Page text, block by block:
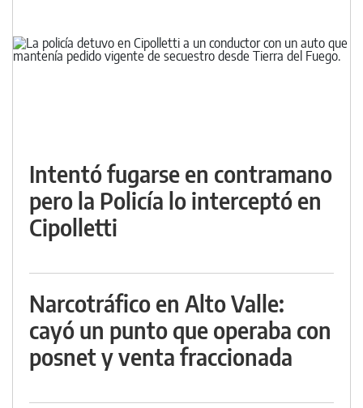
Intentó fugarse en contramano
pero la Policía lo interceptó en
Cipolletti
Narcotráfico en Alto Valle:
cayó un punto que operaba con
posnet y venta fraccionada